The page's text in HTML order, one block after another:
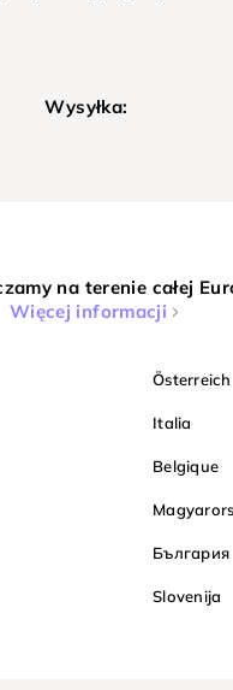
Wysyłka:
na terenie całej
Więcej informacji
Österreich
Italia
Belgique
България
Slovenija